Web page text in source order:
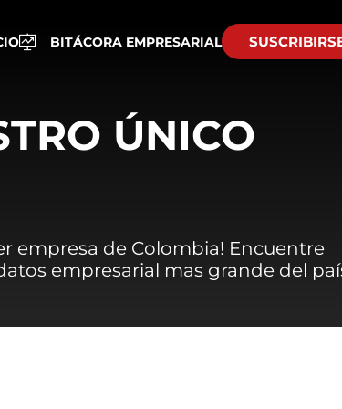
BITÁCORA EMPRESARIAL
ÚNICO
empresa de Colombia! Encuentre
empresarial mas grande del